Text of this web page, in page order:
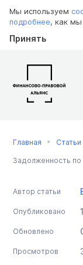
Мы используем
подробнее, как
Принять
Главная Статьи
Задолженность по
Автор статьи
Опубликовано
Обновлено
Просмотров